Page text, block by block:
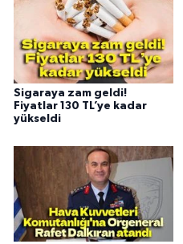
Sigaraya zam geldi!
Fiyatlar 130 TL’ye kadar
yükseldi